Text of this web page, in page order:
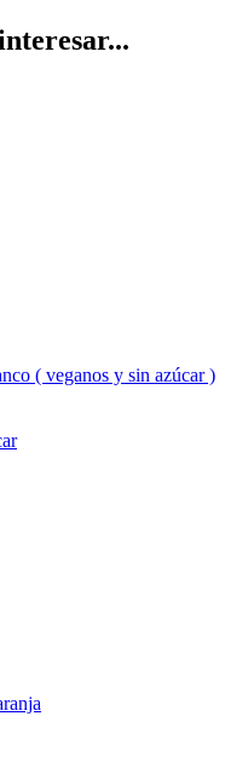
( veganos y sin azúcar )